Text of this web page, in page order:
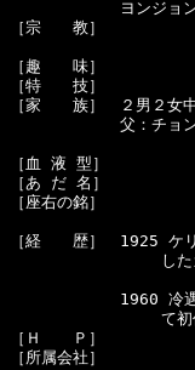
ヨンジョン（龍
［宗　　教］
［趣　　味］
［特　　技］
［家　　族］　２男２女
父：チョン・ギソ
［血 液 型］
［あ だ 名］
［座右の銘］
［経　　歴］　1925 ケ
したカン・ホン
1960 冷遇される端
て初代会長
［Ｈ　　Ｐ］
［所属会社］